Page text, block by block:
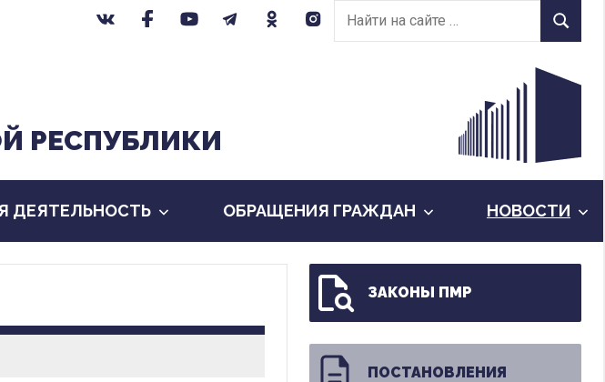
Найти
на
Найти
РЕСПУБЛИКИ
ДЕЯТЕЛЬНОСТЬ ОБРАЩЕНИЯ ГРАЖДАН НОВОСТИ
ЗАКОНЫ ПМР
ПОСТАНОВЛЕНИЯ